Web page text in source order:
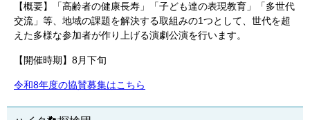
【概要】
「高齢者の健康長寿」「子ども達の表現教育」「多世代
交流」等、地域の課題を解決する取組みの1つとして、世代を超
えた多様な参加者が作り上げる演劇公演を行います。
【開催時期】8月下旬
令和8年度の協賛募集はこちら